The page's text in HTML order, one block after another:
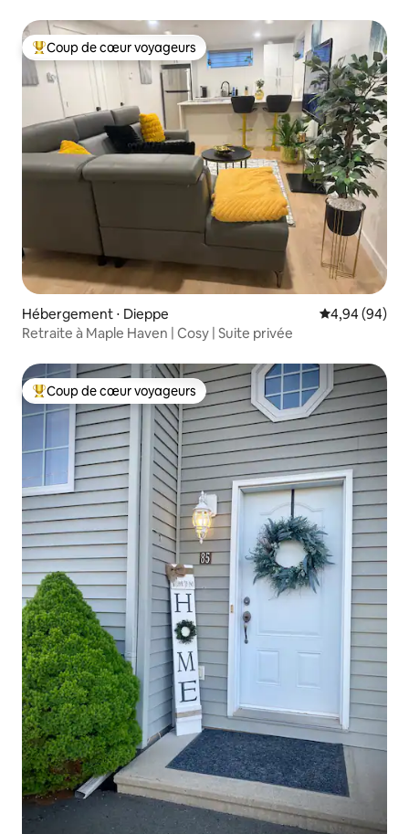
Coups de cœur voyageurs les plus appréciés
Coup de cœur voyageurs
Hébergement ⋅ Dieppe Évaluation
4,94 (94)
Retraite à Maple Haven | Cosy | Suite privée
Coups de cœur voyageurs les plus appréciés
Coup de cœur voyageurs